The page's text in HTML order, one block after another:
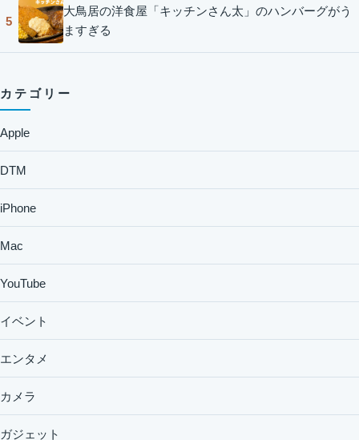
5
大鳥居の洋食屋「キッチンさん太」のハンバーグがう
ますぎる
カテゴリー
Apple
DTM
iPhone
Mac
YouTube
イベント
エンタメ
カメラ
ガジェット